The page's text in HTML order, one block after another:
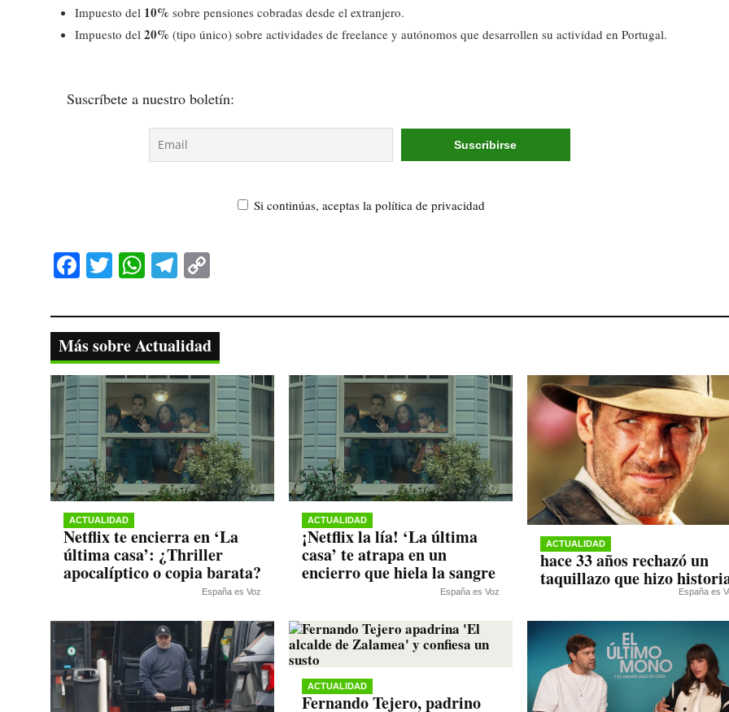
Impuesto del 10% sobre pensiones cobradas desde el extranjero.
Impuesto del 20% (tipo único) sobre actividades de freelance y autónomos que desarrollen su actividad en Portugal.
Suscríbete a nuestro boletín:
Si continúas, aceptas la política de privacidad
Fa
bo
ok
T
tte
r
W
ts
A
pp
Te
gr
a
m
y
Li
nk
Más sobre Actualidad
ACTUALIDAD
Netflix te encierra en ‘La
última casa’: ¿Thriller
apocalíptico o copia barata?
España es Voz
ACTUALIDAD
¡Netflix la lía! ‘La última
casa’ te atrapa en un
encierro que hiela la sangre
España es Voz
ACTUALIDAD
hace 33 años rechazó un
taquillazo que hizo
España es
ACTUALIDAD
Fernando Tejero, padrino